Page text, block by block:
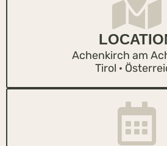
Achenkirch am
Tirol ·